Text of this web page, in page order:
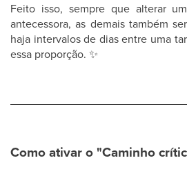
Feito isso, sempre que alterar
antecessora, as demais também
haja intervalos de dias entre uma
essa proporção. ✨
Como ativar o "Caminho